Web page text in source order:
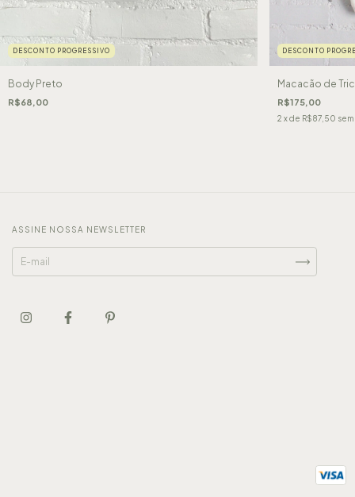
DESCONTO PROGRESSIVO
Body Preto
R$68,00
DESCONTO
Macacão de
R$175,00
2 x de R$87,50
ASSINE NOSSA NEWSLETTER